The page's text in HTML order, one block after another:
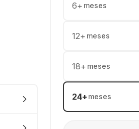
6+ meses
12+ meses
18+ meses
24+ meses